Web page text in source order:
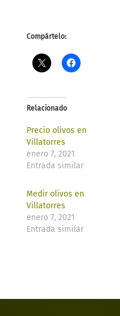
Compártelo:
Relacionado
Precio olivos en
Villatorres​
enero 7, 2021
Entrada similar
Medir olivos en
Villatorres​
enero 7, 2021
Entrada similar